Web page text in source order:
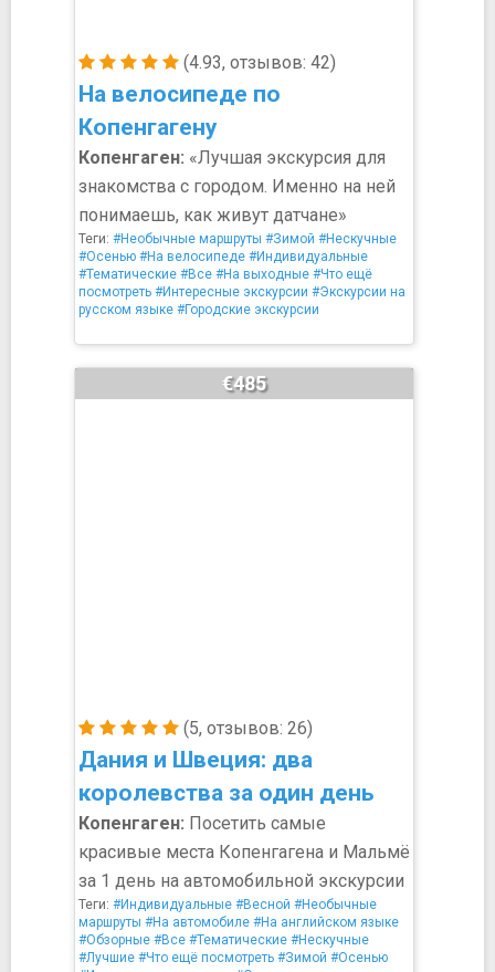
(4.93, отзывов: 42)
На велосипеде по
Копенгагену
Копенгаген: «Лучшая экскурсия для
знакомства с городом. Именно на ней
понимаешь, как живут датчане»
Теги: #Необычные маршруты #Зимой #Нескучные
#Осенью #На велосипеде #Индивидуальные
#Тематические #Все #На выходные #Что ещё
посмотреть #Интересные экскурсии #Экскурсии на
русском языке #Городские экскурсии
(5, отзывов: 26)
Дания и Швеция: два
королевства за один день
€485
Копенгаген: Посетить самые
красивые места Копенгагена и Мальмё
за 1 день на автомобильной экскурсии
Теги: #Индивидуальные #Весной #Необычные
маршруты #На автомобиле #На английском языке
#Обзорные #Все #Тематические #Нескучные
#Лучшие #Что ещё посмотреть #Зимой #Осенью